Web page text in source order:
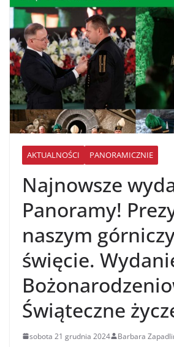
AKTUALNOŚCI PANORAMICZNIE
Najnowsze
Panoramy!
naszym
święcie.
Świąteczne
sobota 21 grudnia 2024 Barbara